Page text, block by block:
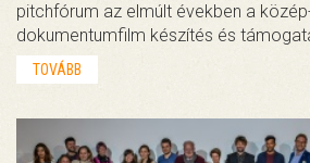
pitchfórum az elmúlt években a
dokumentumfilm készítés és
TOVÁBB